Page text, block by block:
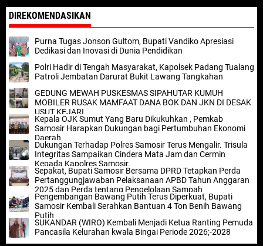
DIREKOMENDASIKAN
Purna Tugas Jonson Gultom, Bupati Vandiko Apresiasi
Dedikasi dan Inovasi di Dunia Pendidikan
Polri Hadir di Tengah Masyarakat, Kapolsek Padang Tualang
Patroli Jembatan Darurat Bukit Lawang Tangkahan
GEDUNG MEWAH PUSKESMAS SIPAHUTAR KUMUH
MOBILER RUSAK MAMFAAT DANA BOK DAN JKN DI DESAK
USUT KEJARI
Kepala OJK Sumut Yang Baru Dikukuhkan , Pemkab
Samosir Harapkan Dukungan bagi Pertumbuhan Ekonomi
Daerah
Dukungan Terhadap Polres Samosir Terus Mengalir. Trisula
Integritas Sampaikan Cindera Mata Jam dan Cermin
Kepada Kapolres Samosir.
Sepakat, Bupati Samosir Bersama DPRD Tetapkan Perda
Pertanggungjawaban Pelaksanaan APBD Tahun Anggaran
2025 dan Perda tentang Pengelolaan Sampah
Pengembangan Bawang Putih Terus Diperkuat, Bupati
Samosir Kembali Serahkan Bantuan 4 Ton Benih Bawang
Putih
SUKANDAR (WIRO) Kembali Menjadi Ketua Ranting Pemuda
Pancasila Kelurahan kwala Bingai Periode 2026;-2028